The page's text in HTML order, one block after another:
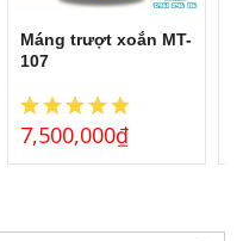
Máng trượt xoắn MT-
107
7,500,000₫